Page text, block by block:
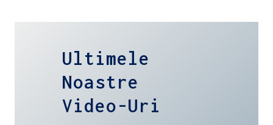
Ultimele
Noastre
Video-Uri